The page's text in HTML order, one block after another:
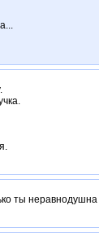
ты неравнодушна